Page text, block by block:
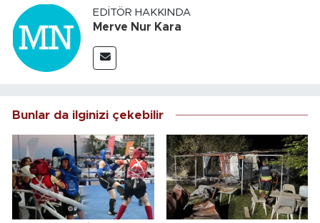
EDITÖR HAKKINDA
Merve Nur Kara
Bunlar da ilginizi çekebilir